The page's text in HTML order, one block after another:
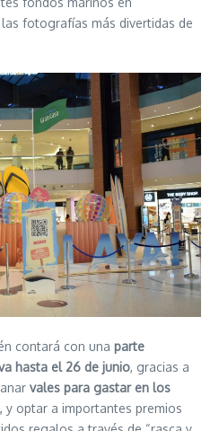
fotografías más divertidas de
contará con una parte
hasta el 26 de junio, gracias a
vales para gastar en los
, y optar a importantes premios